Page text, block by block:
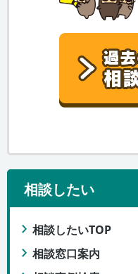
相談したい
相談したいTOP
相談窓口案内